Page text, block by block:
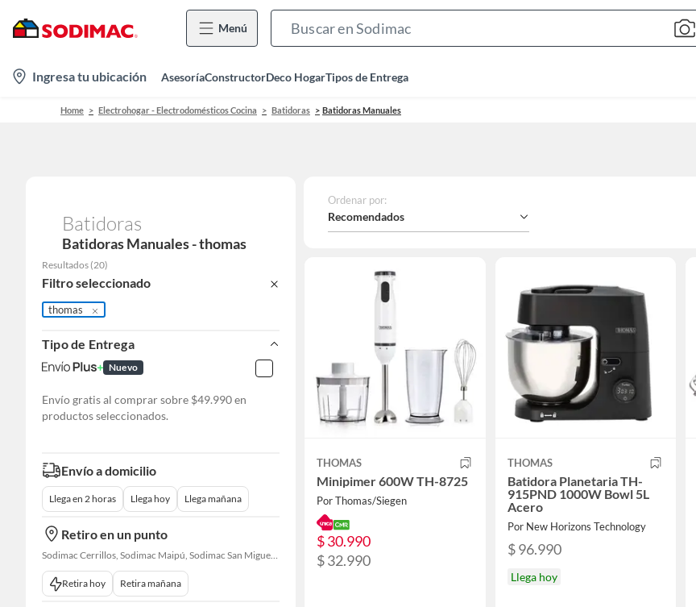
Menú
Bar
location-
icon
Ingresa tu ubicación AsesoríaConstructorDeco HogarTipos de Entrega
Home Electrohogar - Electrodomésticos Cocina Batidoras Batidoras Manuales
Batidoras
Batidoras Manuales - thomas
Resultados (20)
Filtro seleccionado
thomas
Tipo de Entrega
Nuevo
Envío gratis al comprar sobre $49.990 en
productos seleccionados.
Envío a domicilio
Llega en 2 horas Llega hoy Llega mañana
Retiro en un punto
Sodimac Cerrillos, Sodimac Maipú, Sodimac San Miguel, Sodimac El Bosque, Sodimac San Bernardo
Retira hoy Retira mañana
Ordenar por:
Recomendados
THOMAS
Minipimer 600W TH-8725
Por Thomas/Siegen
$ 30.990
$ 32.990
THOMAS
Batidora Planetaria TH-
915PND 1000W Bowl 5L
Acero
Por New Horizons Technology
$ 96.990
Llega hoy